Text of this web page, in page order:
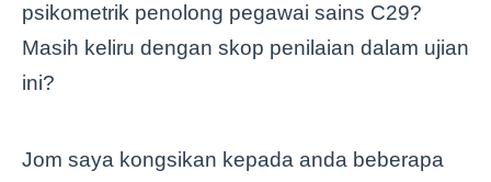
psikometrik penolong pegawai sains C29?
Masih keliru dengan skop penilaian dalam ujian
ini?
Jom saya kongsikan kepada anda beberapa